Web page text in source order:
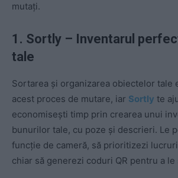
mutați.
1. Sortly – Inventarul
tale
Sortarea și organizarea obiectelor tale
acest proces de mutare, iar Sortly te
economisești timp prin crearea unui
bunurilor tale, cu poze și descrieri. Le
funcție de cameră, să prioritizezi
chiar să generezi coduri QR pentru a le